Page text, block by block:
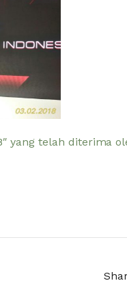
yang telah diterima